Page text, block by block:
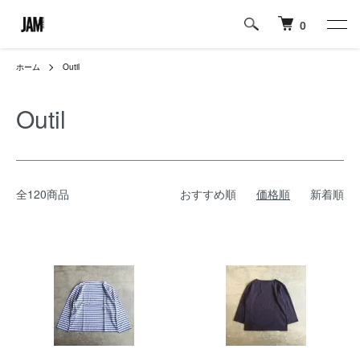
0
ホーム Outil
Outil
全120商品 おすすめ順 価格順 新着順